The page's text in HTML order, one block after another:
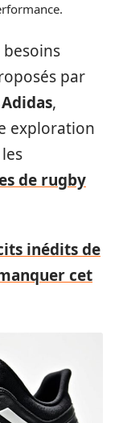
besoins
par
Adidas,
exploration
de rugby
inédits de
cet